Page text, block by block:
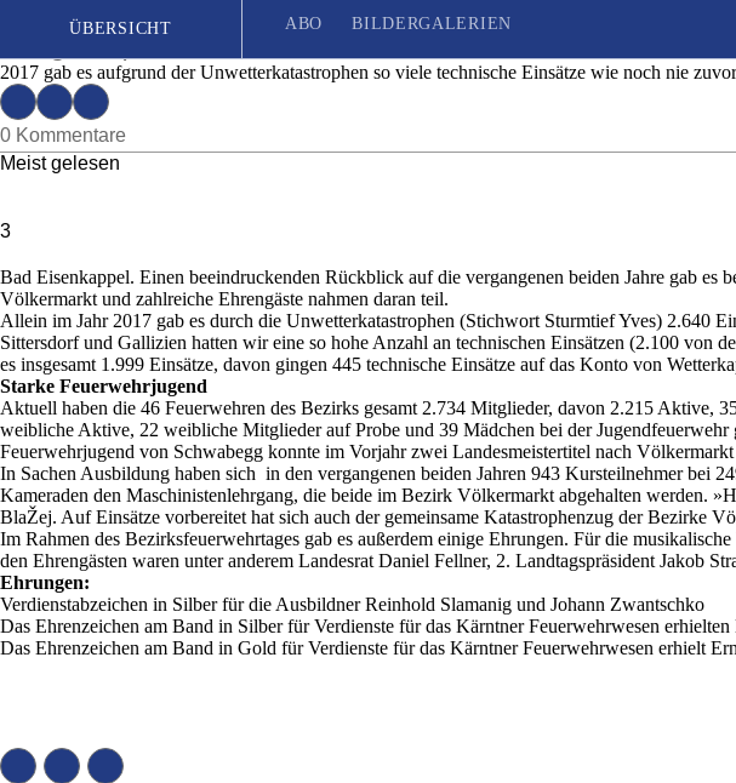
ÜBERSICHT ABO BILDERGALERIEN
Seit 1887| Das unabhängige Wochenblatt für Unterkärnten
Vertreter der 46 Feuerwehren trafen sich in Bad Eisenkappel
Ausgabe | Mittwoch, 6. März 2019
2017 gab es aufgrund der Unwetterkatastrophen so viele technische Einsätze wie noch nie
0 Kommentare
Meist gelesen
3
Bad Eisenkappel. Einen beeindruckenden Rückblick auf die vergangenen beiden Jahre gab
Völkermarkt und zahlreiche Ehrengäste nahmen daran teil.
Allein im Jahr 2017 gab es durch die Unwetterkatastrophen (Stichwort Sturmtief Yves) 2.640
Sittersdorf und Gallizien hatten wir eine so hohe Anzahl an technischen Einsätzen (2.100
es insgesamt 1.999 Einsätze, davon gingen 445 technische Einsätze auf das Konto von
Starke Feuerwehrjugend
Aktuell haben die 46 Feuerwehren des Bezirks gesamt 2.734 Mitglieder, davon 2.215 Aktive,
weibliche Aktive, 22 weibliche Mitglieder auf Probe und 39 Mädchen bei der
Feuerwehrjugend von Schwabegg konnte im Vorjahr zwei Landesmeistertitel nach
In Sachen Ausbildung haben sich in den vergangenen beiden Jahren 943 Kursteilnehmer bei
Kameraden den Maschinistenlehrgang, die beide im Bezirk Völkermarkt abgehalten werden.
BlaŽej. Auf Einsätze vorbereitet hat sich auch der gemeinsame Katastrophenzug der Bezirke
Im Rahmen des Bezirksfeuerwehrtages gab es außerdem einige Ehrungen. Für die
den Ehrengästen waren unter anderem Landesrat Daniel Fellner, 2. Landtagspräsident Jakob
Ehrungen:
Verdienstabzeichen in Silber für die Ausbildner Reinhold Slamanig und Johann Zwantschko
Das Ehrenzeichen am Band in Silber für Verdienste für das Kärntner Feuerwehrwesen
Das Ehrenzeichen am Band in Gold für Verdienste für das Kärntner Feuerwehrwesen erhielt